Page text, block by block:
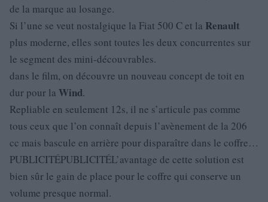
de la marque au losange.
Si l’une se veut nostalgique la Fiat 500 C et la Renault
plus moderne, elles sont toutes les deux concurrentes sur
le segment des mini-découvrables.
dans le film, on découvre un nouveau concept de toit en
dur pour la Wind.
Repliable en seulement 12s, il ne s’articule pas comme
tous ceux que l’on connaît depuis l’avènement de la 206
cc mais bascule en arrière pour disparaître dans le coffre…
PUBLICITÉPUBLICITÉL’avantage de cette solution est
bien sûr le gain de place pour le coffre qui conserve un
volume presque normal.